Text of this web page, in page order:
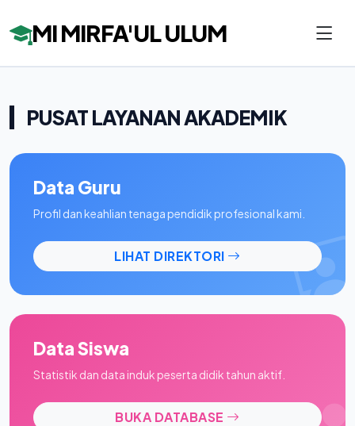
MI MIRFA'UL ULUM
PUSAT LAYANAN AKADEMIK
Data Guru
Profil dan keahlian tenaga pendidik profesional kami.
LIHAT DIREKTORI
Data Siswa
Statistik dan data induk peserta didik tahun aktif.
BUKA DATABASE